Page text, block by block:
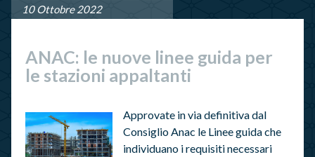
10 Ottobre 2022
ANAC: le nuove linee guida per
le stazioni appaltanti
Approvate in via definitiva dal
Consiglio Anac le Linee guida che
individuano i requisiti necessari